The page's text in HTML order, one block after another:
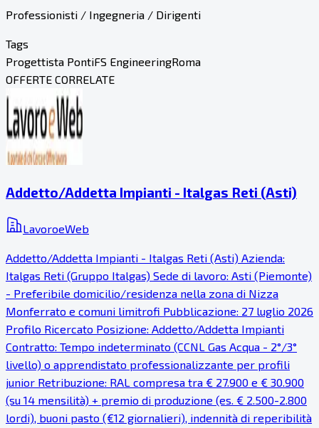
Professionisti / Ingegneria / Dirigenti
Tags
Progettista PontiFS EngineeringRoma
OFFERTE CORRELATE
Addetto/Addetta Impianti - Italgas Reti (Asti)
LavoroeWeb
Addetto/Addetta Impianti - Italgas Reti (Asti) Azienda:
Italgas Reti (Gruppo Italgas) Sede di lavoro: Asti (Piemonte)
- Preferibile domicilio/residenza nella zona di Nizza
Monferrato e comuni limitrofi Pubblicazione: 27 luglio 2026
Profilo Ricercato Posizione: Addetto/Addetta Impianti
Contratto: Tempo indeterminato (CCNL Gas Acqua - 2°/3°
livello) o apprendistato professionalizzante per profili
junior Retribuzione: RAL compresa tra € 27.900 e € 30.900
(su 14 mensilità) + premio di produzione (es. € 2.500-2.800
lordi), buoni pasto (€12 giornalieri), indennità di reperibilità